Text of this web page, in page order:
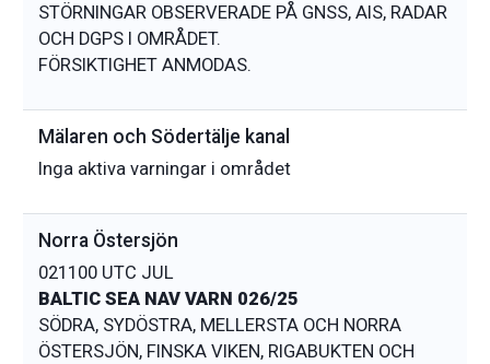
STÖRNINGAR OBSERVERADE PÅ GNSS, AIS, RADAR
OCH DGPS I OMRÅDET.
Mälaren och Södertälje kanal
Inga aktiva varningar i området
Norra Östersjön
021100 UTC JUL
BALTIC SEA NAV VARN 026/25
SÖDRA, SYDÖSTRA, MELLERSTA OCH NORRA
ÖSTERSJÖN, FINSKA VIKEN, RIGABUKTEN OCH